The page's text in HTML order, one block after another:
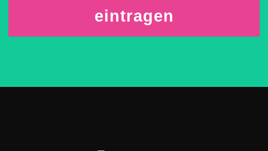
eintragen